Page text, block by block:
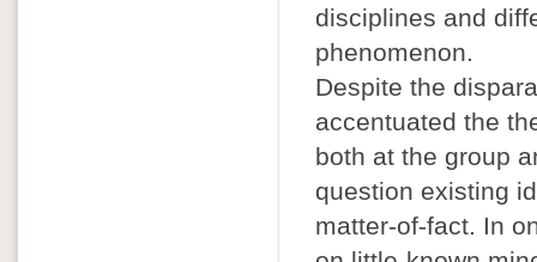
disciplines and
phenomenon.
Despite the
accentuated the
both at the group
question existing
matter-of-fact. In